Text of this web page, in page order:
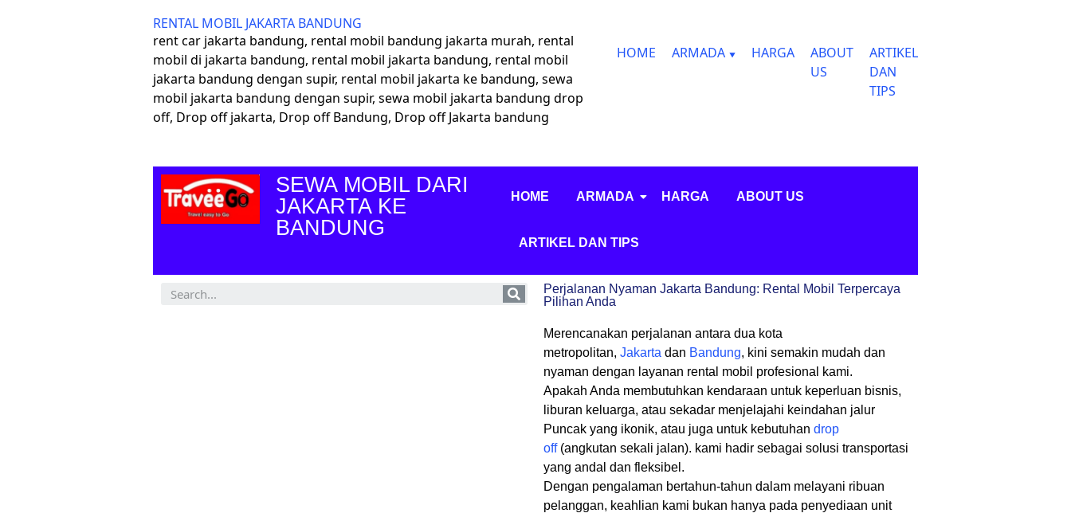
RENTAL MOBIL JAKARTA BANDUNG
rent car jakarta bandung, rental mobil bandung jakarta murah, rental
mobil di jakarta bandung, rental mobil jakarta bandung, rental mobil
jakarta bandung dengan supir, rental mobil jakarta ke bandung, sewa
mobil jakarta bandung dengan supir, sewa mobil jakarta bandung drop
off, Drop off jakarta, Drop off Bandung, Drop off Jakarta bandung
HOME ARMADA HARGA
ABOUT
US
ARTIKEL
DAN
TIPS
SEWA MOBIL DARI
JAKARTA KE
BANDUNG
HOME ARMADA HARGA ABOUT US
ARTIKEL DAN TIPS
Perjalanan Nyaman Jakarta Bandung: Rental Mobil Terpercaya
Pilihan Anda
Merencanakan perjalanan antara dua kota
metropolitan, Jakarta dan Bandung, kini semakin mudah dan
nyaman dengan layanan rental mobil profesional kami.
Apakah Anda membutuhkan kendaraan untuk keperluan bisnis,
liburan keluarga, atau sekadar menjelajahi keindahan jalur
Puncak yang ikonik, atau juga untuk kebutuhan drop
off(angkutan sekali jalan). kami hadir sebagai solusi transportasi
yang andal dan fleksibel.
Dengan pengalaman bertahun-tahun dalam melayani ribuan
pelanggan, keahlian kami bukan hanya pada penyediaan unit